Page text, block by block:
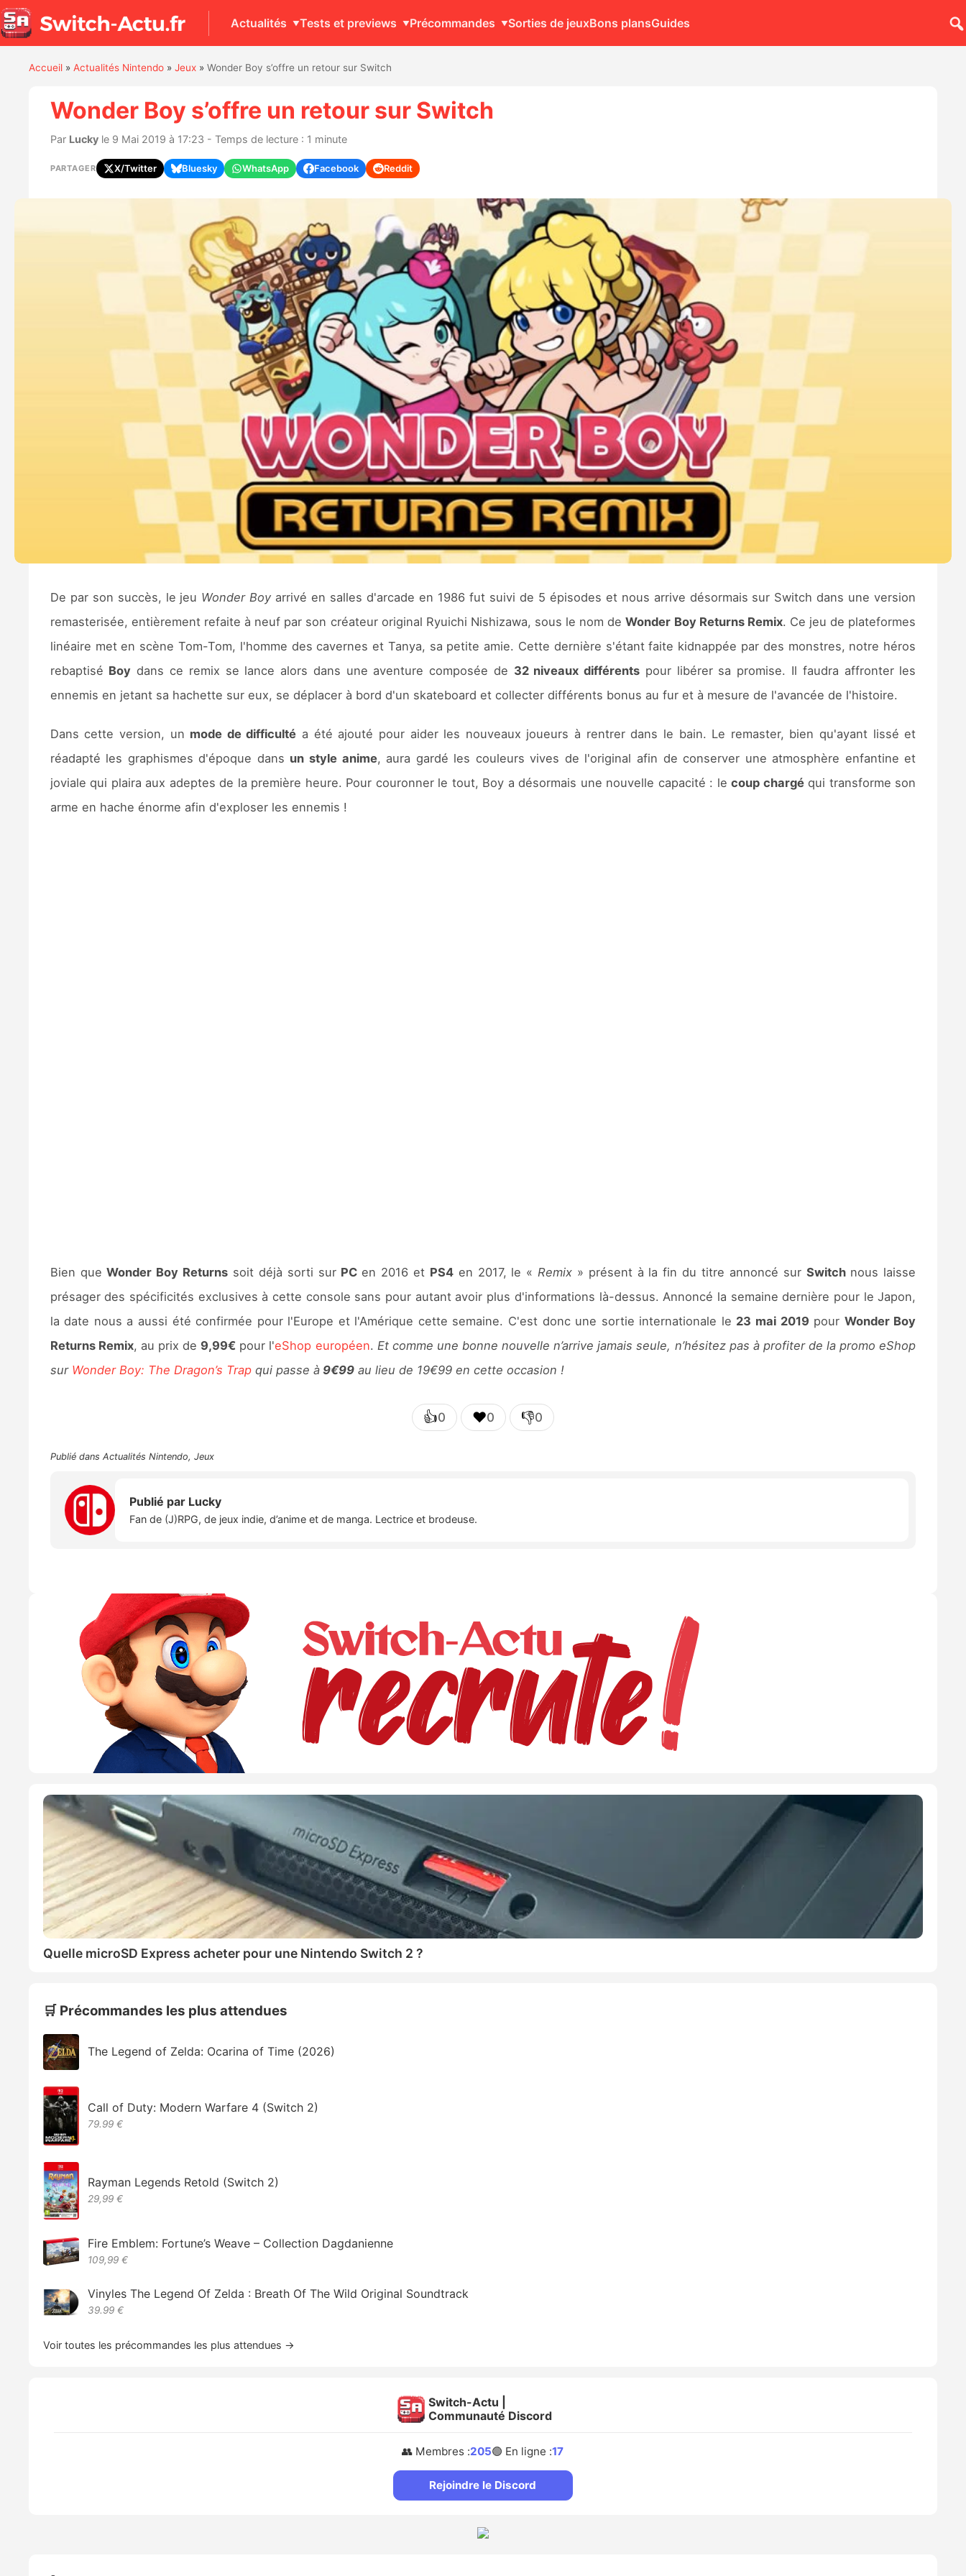
Actualités Tests et previews Précommandes Sorties de jeuxBons plansGuides
Accueil» Actualités Nintendo» Jeux» Wonder Boy s’offre un retour sur Switch
Wonder Boy s’offre un retour sur Switch
Par Luckyle 9 Mai 2019 à 17:23 - Temps de lecture : 1 minute
PARTAGER X/Twitter Bluesky WhatsApp Facebook Reddit
De par son succès, le jeu Wonder Boy arrivé en salles d'arcade en 1986 fut suivi de 5 épisodes et nous arrive désormais sur Switch dans une version
remasterisée, entièrement refaite à neuf par son créateur original Ryuichi Nishizawa, sous le nom deWonder Boy Returns Remix. Ce jeu de plateformes
linéaire met en scène Tom-Tom, l'homme des cavernes et Tanya, sa petite amie. Cette dernière s'étant faite kidnappée par des monstres, notre héros
rebaptisé Boy dans ce remix se lance alors dans une aventure composée de 32 niveaux différents pour libérer sa promise. Il faudra affronter les
ennemis en jetant sa hachette sur eux, se déplacer à bord d'un skateboard et collecter différents bonus au fur et à mesure de l'avancée de l'histoire.
Dans cette version, un mode de difficulté a été ajouté pour aider les nouveaux joueurs à rentrer dans le bain. Le remaster, bien qu'ayant lissé et
réadapté les graphismes d'époque dans un style anime, aura gardé les couleurs vives de l'original afin de conserver une atmosphère enfantine et
joviale qui plaira aux adeptes de la première heure. Pour couronner le tout, Boy a désormais une nouvelle capacité : lecoup chargéqui transforme son
arme en hache énorme afin d'exploser les ennemis !
Bien queWonder Boy Returns soit déjà sorti sur PCen 2016 et PS4en 2017, le « Remix » présent à la fin du titre annoncé sur Switchnous laisse
présager des spécificités exclusives à cette console sans pour autant avoir plus d'informations là-dessus. Annoncé la semaine dernière pour le Japon,
la date nous a aussi été confirmée pour l'Europe et l'Amérique cette semaine. C'est donc une sortie internationale le 23 mai 2019 pour Wonder Boy
Returns Remix, au prix de 9,99€ pour l'eShop européen. Et comme une bonne nouvelle n’arrive jamais seule, n’hésitez pas à profiter de la promo eShop
surWonder Boy: The Dragon’s Trapqui passe à9€99au lieu de 19€99 en cette occasion !
👍0 ❤️0 👎0
Publié dans Actualités Nintendo, Jeux
Publié par Lucky
Fan de (J)RPG, de jeux indie, d’anime et de manga. Lectrice et brodeuse.
Quelle microSD Express acheter pour une Nintendo Switch 2 ?
🛒 Précommandes les plus attendues
The Legend of Zelda: Ocarina of Time (2026)
Call of Duty: Modern Warfare 4 (Switch 2)
79.99 €
Rayman Legends Retold (Switch 2)
29,99 €
Fire Emblem: Fortune’s Weave – Collection Dagdanienne
109,99 €
Vinyles The Legend Of Zelda : Breath Of The Wild Original Soundtrack
39.99 €
Voir toutes les précommandes les plus attendues →
Switch-Actu |
Communauté Discord
👥 Membres :205🟢 En ligne :17
Rejoindre le Discord